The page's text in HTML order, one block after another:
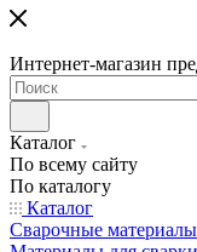
Интернет-магазин
Каталог
По всему сайту
По каталогу
Каталог
Сварочные материалы